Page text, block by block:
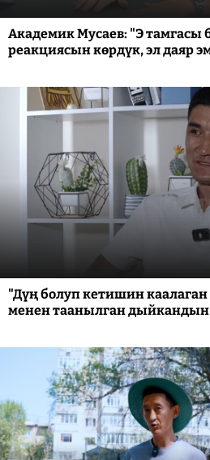
Академик Мусаев: "Э тамгасы
реакциясын көрдүк, эл даяр
"Дүң болуп кетишин
менен таанылган дыйкандын